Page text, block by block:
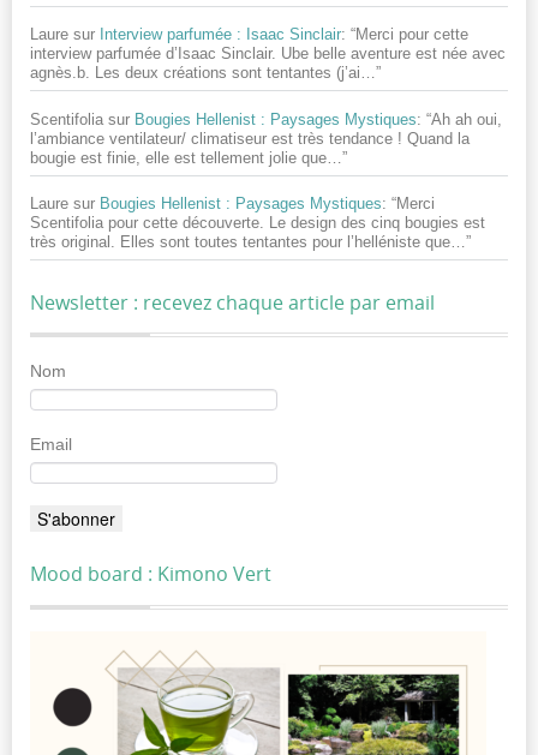
Laure sur Interview parfumée : Isaac Sinclair: “Merci pour cette
interview parfumée d’Isaac Sinclair. Ube belle aventure est née avec
agnès.b. Les deux créations sont tentantes (j’ai…”
Scentifolia sur Bougies Hellenist : Paysages Mystiques: “Ah ah oui,
l’ambiance ventilateur/ climatiseur est très tendance ! Quand la
bougie est finie, elle est tellement jolie que… ”
Laure sur Bougies Hellenist : Paysages Mystiques: “Merci
Scentifolia pour cette découverte. Le design des cinq bougies est
très original. Elles sont toutes tentantes pour l’helléniste que… ”
Newsletter : recevez chaque article par email
Nom
Email
Mood board : Kimono Vert